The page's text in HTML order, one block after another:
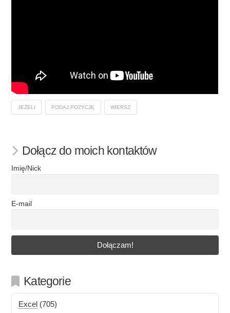
JEŻELI PODAJ.POZYCJĘ WIERSZ
Dołącz do moich kontaktów
Imię/Nick
E-mail
Kategorie
Excel (705)